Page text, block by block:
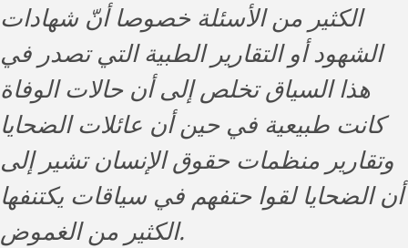
الكثير من الأسئلة خصوصا أنّ شهادات
الشهود أو التقارير الطبية التي تصدر في
هذا السياق تخلص إلى أن حالات الوفاة
كانت طبيعية في حين أن عائلات الضحايا
وتقارير منظمات حقوق الإنسان تشير إلى
أن الضحايا لقوا حتفهم في سياقات يكتنفها
الكثير من الغموض.